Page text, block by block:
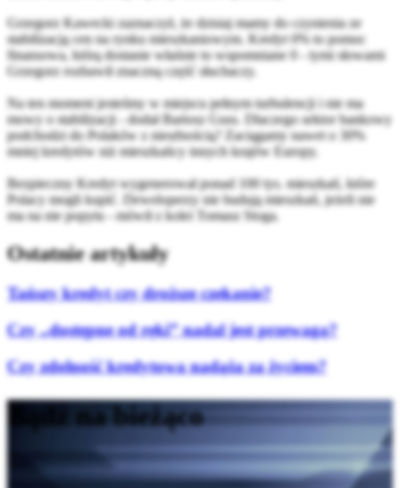
Grzegorz Kawecki zaznaczył, że dzisiaj mamy do czynienia ze
stabilizacją cen na rynku mieszkaniowym. Kredyt 0% to pomoc
finansowa, którą dostanie właśnie to wspomniane 0 - tymi słowami
Grzegorz rozbawił znaczną część słuchaczy.
Na ten moment jesteśmy w miejscu pełnym turbulencji i nie ma
mowy o stabilizacji - dodał Bartosz Guss. Dlaczego sektor bankowy
podchodzi do Polaków z nieufnością? Zaciągamy nawet o 30%
mniej kredytów niż mieszkańcy innych krajów Europy.
Bezpieczny Kredyt wygenerował ponad 100 tys. mieszkań, które
Polacy mogli kupić. Deweloperzy nie budują mieszkań, jeżeli nie
ma na nie popytu - mówił z kolei Tomasz Stoga.
Ostatnie artykuły
Tańszy kredyt czy droższe czekanie?
Czy „dostępne od ręki” nadal jest przewagą?
Czy zdolność kredytowa nadąża za życiem?
Bądź na bieżąco